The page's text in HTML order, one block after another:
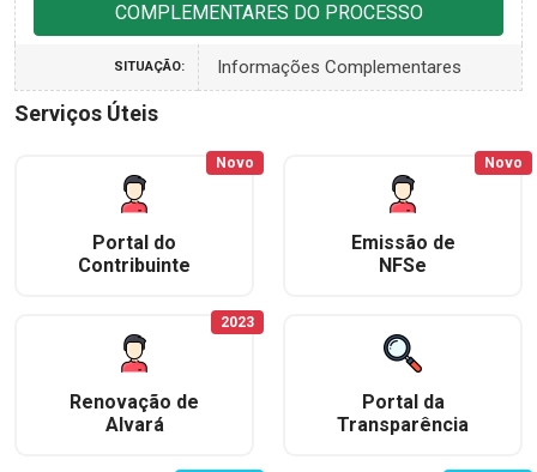
COMPLEMENTARES DO PROCESSO
SITUAÇÃO: Informações Complementares
Serviços Úteis
Portal do
Contribuinte
Novo
Emissão de
NFSe
Novo
Renovação de
Alvará
2023
Portal da
Transparência